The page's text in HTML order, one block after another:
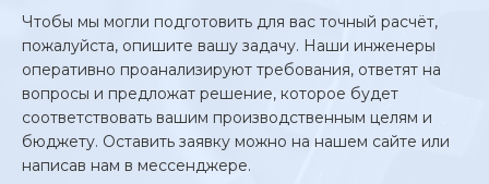
Чтобы мы могли подготовить для вас точный расчёт,
пожалуйста, опишите вашу задачу. Наши инженеры
оперативно проанализируют требования, ответят на
вопросы и предложат решение, которое будет
соответствовать вашим производственным целям и
бюджету. Оставить заявку можно на нашем сайте или
написав нам в мессенджере.